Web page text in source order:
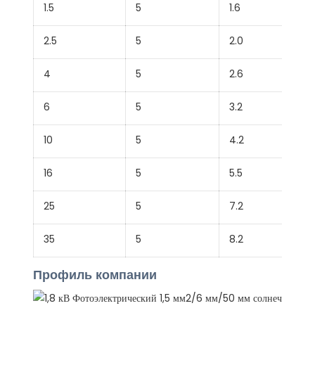
1.5 5 1.6
2.5 5 2.0
4 5 2.6
6 5 3.2
10 5 4.2
16 5 5.5
25 5 7.2
35 5 8.2
Профиль компании